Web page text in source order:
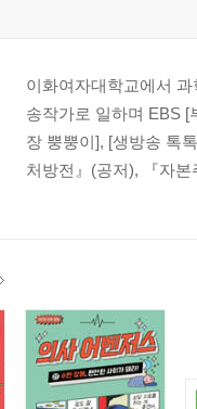
이화여자대학교에서
송작가로 일하며 EBS [
장 뿡뿡이], [생방송 톡
처방전』(공저), 『자